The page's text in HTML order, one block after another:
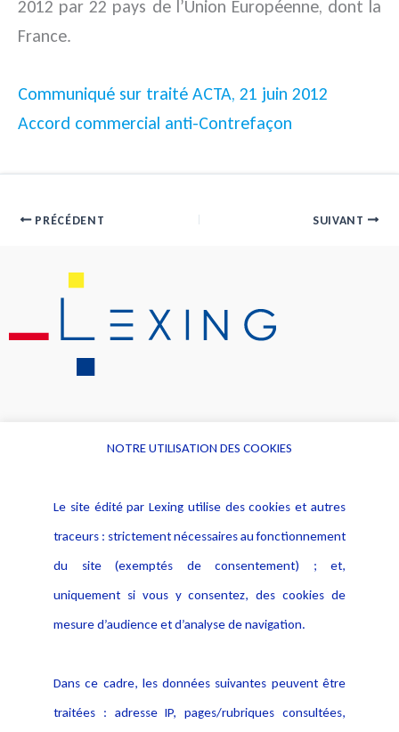
2012 par 22 pays de l’Union Européenne, dont la
France.
Communiqué sur traité ACTA, 21 juin 2012
Accord commercial anti-Contrefaçon
PRÉCÉDENT SUIVANT
Alerte professionnelle
Déclaration d'accessibilité
Notice Légale
Politique de protection des
données
Publications
NOTRE UTILISATION DES COOKIES
Le site édité par Lexing utilise des cookies et autres
traceurs : strictement nécessaires au fonctionnement
du site (exemptés de consentement) ; et,
uniquement si vous y consentez, des cookies de
mesure d’audience et d’analyse de navigation.
Dans ce cadre, les données suivantes peuvent être
traitées : adresse IP, pages/rubriques consultées,